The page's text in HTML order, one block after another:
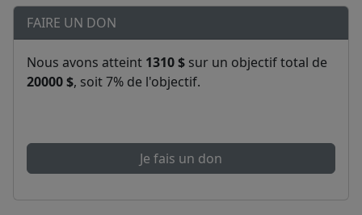
FAIRE UN DON
Nous avons atteint 1310 $ sur un objectif total de
20000 $, soit 7% de l'objectif.
Je fais un don